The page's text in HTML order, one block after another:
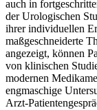
auch in
der Urologischen
ihrer individuellen
maßgeschneiderte
angezeigt, können
von klinischen
modernen
engmaschige
Arzt-